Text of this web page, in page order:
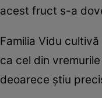
acest fruct s-a
Familia Vidu
ca cel din
deoarece știu